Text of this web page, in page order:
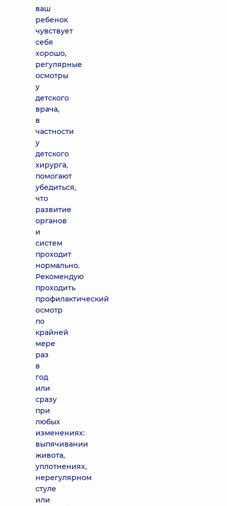
ваш
ребенок
чувствует
себя
хорошо,
регулярные
осмотры
у
детского
врача,
в
частности
у
детского
хирурга,
помогают
убедиться,
что
развитие
органов
и
систем
проходит
нормально.
Рекомендую
проходить
профилактический
осмотр
по
крайней
мере
раз
в
год
или
сразу
при
любых
изменениях:
выпячивании
живота,
уплотнениях,
нерегулярном
стуле
или